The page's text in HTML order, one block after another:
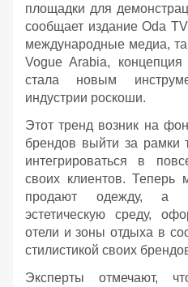
площадки для
сообщает издание Oda
международные медиа,
Vogue Arabia, концепция
стала новым
индустрии роскоши.
Этот тренд возник на
брендов выйти за рамки
интегрироваться в
своих клиентов.
продают одежду, а
эстетическую среду,
отели и зоны отдыха в
стилистикой своих
Эксперты отмечают,